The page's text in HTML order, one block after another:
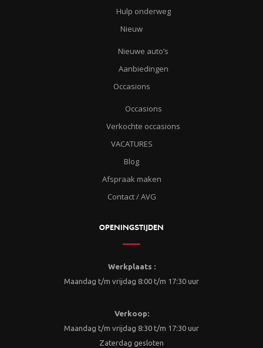
Hulp onderweg
Nieuw
Nieuwe auto’s
Aanbiedingen
Occasions
Occasions
Verkochte occasions
VACATURES
Blog
Afspraak maken
Contact / AVG
OPENINGSTIJDEN
Werkplaats :
Maandag t/m vrijdag 8:00 t/m 17:30 uur
Verkoop:
Maandag t/m vrijdag 8:30 t/m 17:30 uur
Zaterdag gesloten